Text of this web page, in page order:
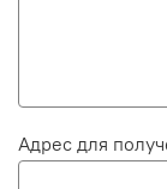
Адрес для